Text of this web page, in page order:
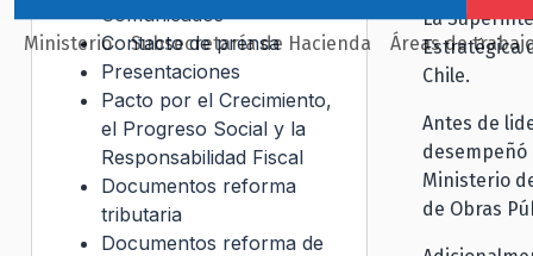
Ministerio Subsecretaría de Hacienda Áreas de
La
Estratégica
Chile.
Antes de
desempeñó
Ministerio
de Obras
Comunicados
Contacto de prensa
Presentaciones
Pacto por el Crecimiento,
el Progreso Social y la
Responsabilidad Fiscal
Documentos reforma
tributaria
Documentos reforma de